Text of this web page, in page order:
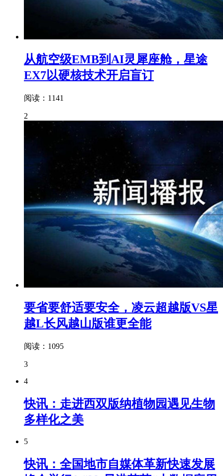
从航空级EMB到AI灵犀座舱，星途
EX7以硬核技术开启盲订
阅读：1141
2
要省要舒适要安全，凌云超越版VS星
越L长风越山版谁更全能
阅读：1095
3
4
快讯：走进西双版纳植物园遇见生物
多样化之美
5
快讯：全国地市自媒体革新快速发展